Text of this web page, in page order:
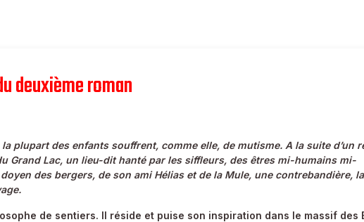
deuxième roman
plupart des enfants souffrent, comme elle, de mutisme. A la suite d’un
Grand Lac, un lieu-dit hanté par les siffleurs, des êtres mi-humains mi-
des bergers, de son ami Hélias et de la Mule, une contrebandière, la
de sentiers. Il réside et puise son inspiration dans le massif des